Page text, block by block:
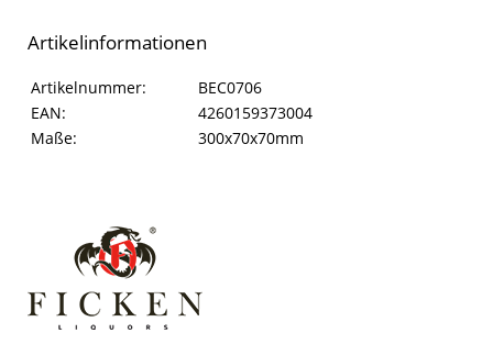
Artikelinformationen
Artikelinformationen
Eigenschaft Wert
Artikelnummer:
BEC0706
EAN:
4260159373004
Maße:
300x70x70mm